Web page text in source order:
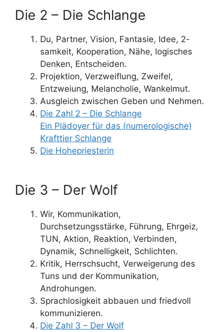
Die 2 – Die Schlange
Du, Partner, Vision, Fantasie, Idee, 2-
samkeit, Kooperation, Nähe, logisches
Denken, Entscheiden.
Projektion, Verzweiflung, Zweifel,
Entzweiung, Melancholie, Wankelmut.
Ausgleich zwischen Geben und Nehmen.
Die Zahl 2 – Die Schlange
Ein Plädoyer für das (numerologische)
Krafttier Schlange
Die Hohepriesterin
Die 3 – Der Wolf
Wir, Kommunikation,
Durchsetzungsstärke, Führung, Ehrgeiz,
TUN, Aktion, Reaktion, Verbinden,
Dynamik, Schnelligkeit, Schlichten.
Kritik, Herrschsucht, Verweigerung des
Tuns und der Kommunikation,
Androhungen.
Sprachlosigkeit abbauen und friedvoll
kommunizieren.
Die Zahl 3 – Der Wolf